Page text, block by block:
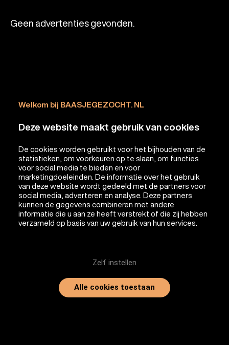
Welkom bij BAASJEGEZOCHT. NL
Deze website maakt gebruik van cookies
De cookies worden gebruikt voor het bijhouden van de
statistieken, om voorkeuren op te slaan, om functies
voor social media te bieden en voor
marketingdoeleinden. De informatie over het gebruik
van deze website wordt gedeeld met de partners voor
social media, adverteren en analyse. Deze partners
kunnen de gegevens combineren met andere
informatie die u aan ze heeft verstrekt of die zij hebben
verzameld op basis van uw gebruik van hun services.
Zelf instellen
Alle cookies toestaan
Geen advertenties gevonden.